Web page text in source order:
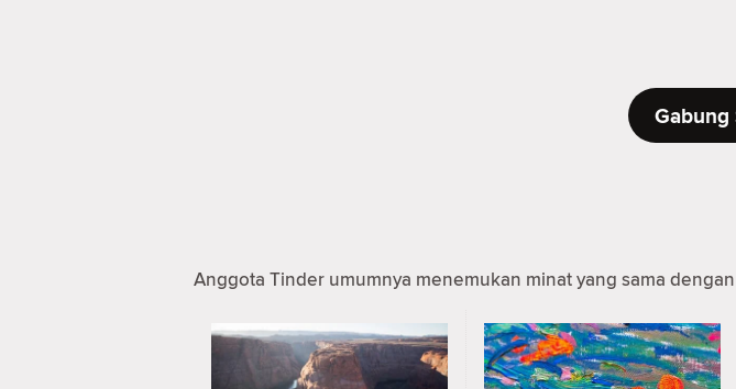
Gabung
Anggota Tinder umumnya menemukan minat yang sama